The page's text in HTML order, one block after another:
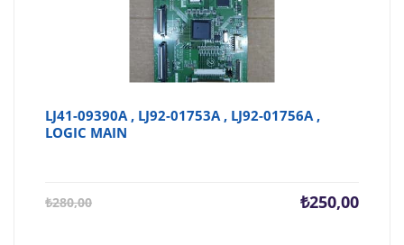
LJ41-09390A , LJ92-01753A , LJ92-01756A ,
LOGIC MAIN
₺280,00 ₺250,00
Şu